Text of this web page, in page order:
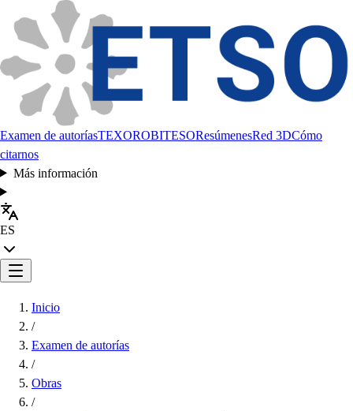
Examen de autoríasTEXOROBITESOResúmenesRed 3DCómo
citarnos
Más información
ES
Inicio
/
Examen de autorías
/
Obras
/